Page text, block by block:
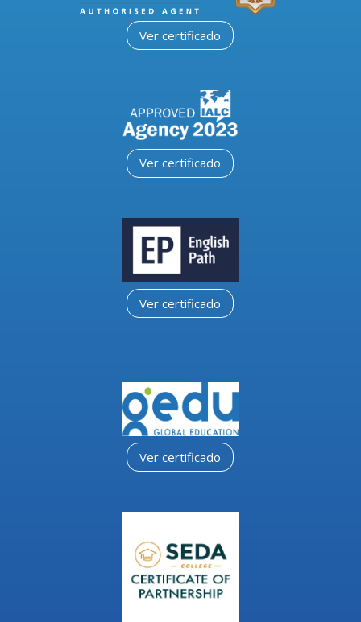
Ver certificado
Ver certificado
Ver certificado
Ver certificado